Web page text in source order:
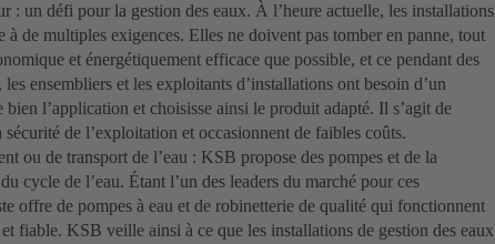
: un défi pour la gestion des eaux. À l’heure actuelle, les installations
à de multiples exigences. Elles ne doivent pas tomber en panne, tout
et énergétiquement efficace que possible, et ce pendant des
ensembliers et les exploitants d’installations ont besoin d’un
l’application et choisisse ainsi le produit adapté. Il s’agit de
de l’exploitation et occasionnent de faibles coûts.
ou de transport de l’eau : KSB propose des pompes et de la
cycle de l’eau. Étant l’un des leaders du marché pour ces
offre de pompes à eau et de robinetterie de qualité qui fonctionnent
fiable. KSB veille ainsi à ce que les installations de gestion des eaux